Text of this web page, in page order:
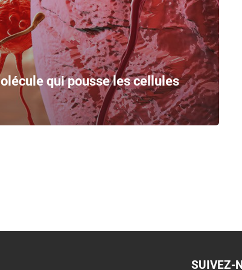
qui pousse les cellules
SUIVEZ-